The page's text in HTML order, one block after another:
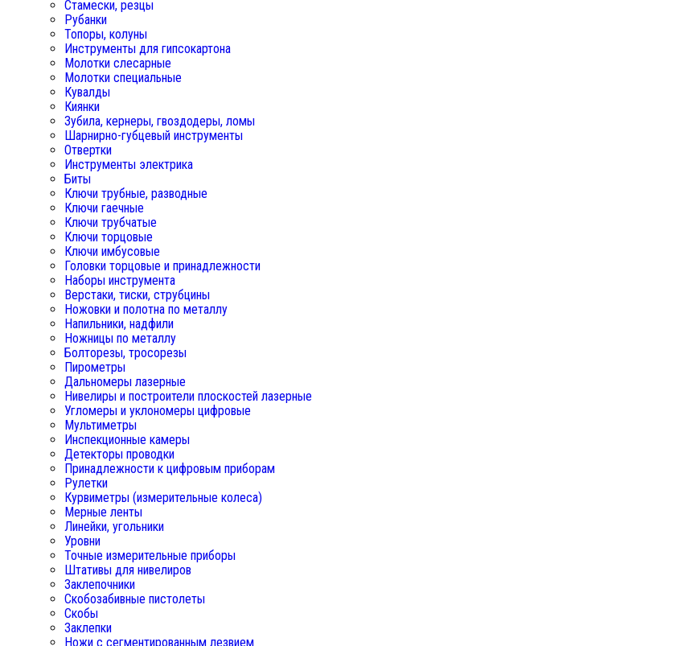
Стамески, резцы
Рубанки
Топоры, колуны
Инструменты для гипсокартона
Молотки слесарные
Молотки специальные
Кувалды
Киянки
Зубила, кернеры, гвоздодеры, ломы
Шарнирно-губцевый инструменты
Отвертки
Инструменты электрика
Биты
Ключи трубные, разводные
Ключи гаечные
Ключи трубчатые
Ключи торцовые
Ключи имбусовые
Головки торцовые и принадлежности
Наборы инструмента
Верстаки, тиски, струбцины
Ножовки и полотна по металлу
Напильники, надфили
Ножницы по металлу
Болторезы, тросорезы
Пирометры
Дальномеры лазерные
Нивелиры и построители плоскостей лазерные
Угломеры и уклономеры цифровые
Мультиметры
Инспекционные камеры
Детекторы проводки
Принадлежности к цифровым приборам
Рулетки
Курвиметры (измерительные колеса)
Мерные ленты
Линейки, угольники
Уровни
Точные измерительные приборы
Штативы для нивелиров
Заклепочники
Скобозабивные пистолеты
Скобы
Заклепки
Ножи с сегментированным лезвием